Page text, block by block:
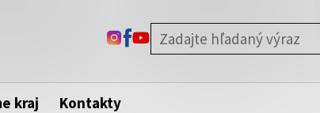
je zabezpečená
webovú stránku. Zabezpečená stránka vždy
názvom domény webového sídla.
ODKAZ SA OTVORÍ NA NOVEJ KARTE
ODKAZ SA OTVORÍ NA NOVEJ KARTE
ODKAZ SA OTVORÍ NA NOVEJ
kraj Kontakty